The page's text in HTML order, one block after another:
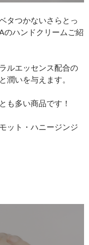
タつかないさらとっ
のハンドクリームご紹
ルエッセンス配合の
潤いを与えます。
も多い商品です！
ット・ハニージンジ